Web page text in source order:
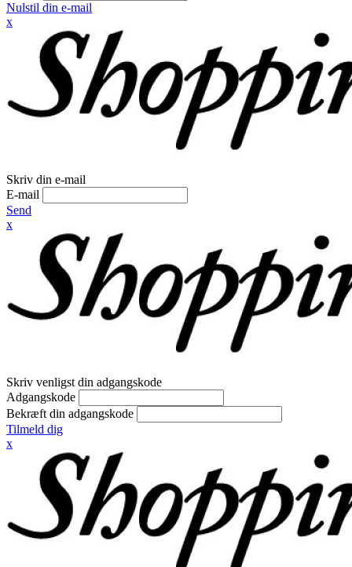
Nulstil din e-mail
x
Skriv din e-mail
E-mail
Send
x
Skriv venligst din adgangskode
Adgangskode
Bekræft din adgangskode
Tilmeld dig
x